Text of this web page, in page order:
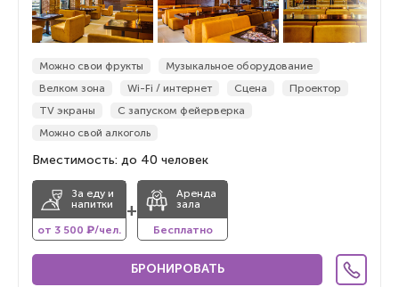
Можно свои фрукты
Музыкальное оборудование
Велком зона
Wi-Fi / интернет Сцена
Проектор
TV экраны
С запуском фейерверка
Можно свой алкоголь
Вместимость: до 40 человек
За еду и
напитки
от 3 500 ₽/чел.
+
Аренда
зала
Бесплатно
БРОНИРОВАТЬ